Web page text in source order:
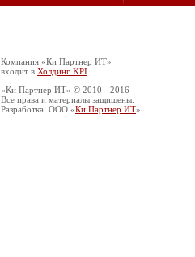
Компания «Ки Партнер ИТ»
входит в Холдинг KPI
«Ки Партнер ИТ» © 2010 - 2016
Все права и материалы защищены.
Разработка: ООО «Ки Партнер ИТ»